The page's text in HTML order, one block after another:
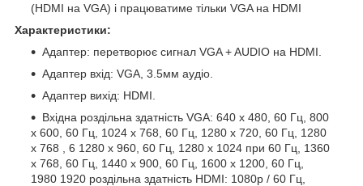
(HDMI на VGA) і працюватиме тільки VGA на HDMI
Характеристики:
Адаптер: перетворює сигнал VGA + AUDIO на HDMI.
Адаптер вхід: VGA, 3.5мм аудіо.
Адаптер вихід: HDMI.
Вхідна роздільна здатність VGA: 640 х 480, 60 Гц, 800
х 600, 60 Гц, 1024 х 768, 60 Гц, 1280 х 720, 60 Гц, 1280
х 768 , 6 1280 х 960, 60 Гц, 1280 х 1024 при 60 Гц, 1360
x 768, 60 Гц, 1440 х 900, 60 Гц, 1600 х 1200, 60 Гц,
1980 1920 роздільна здатність HDMI: 1080p / 60 Гц,